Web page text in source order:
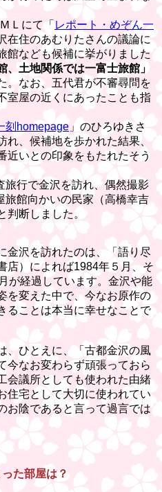
Ｌにて「 レポート・めぞん一
在住のあむりたさんの議論に
館なども候補に挙がりました
、土地関係では一富士旅館」
。なお、五代君が不審尋問を
室屋の近くにあったことも指
刻homepage 」のひろゆきさ
れ、候補地を歩かれた結果、
近いとの印象をもたれたそう
旅行で金沢を訪れ、偶然撮影
旅館向かいの民家（高橋幸吉
判断しました。
金沢を訪れたのは、「語り尽
店）によれば1984年５月、そ
が経過しています。金沢や能
を変えた中で、今なお原作の
ることは本当に幸せなことで
、ひとえに、「古都金沢の風
今なお変わらず頑張っておら
会議所としても使われた由緒
住宅として大切に使われてい
お陰であると言って過言では
た部屋は？